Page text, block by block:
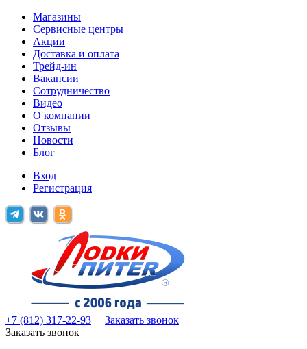
Магазины
Сервисные центры
Акции
Доставка и оплата
Трейд-ин
Вакансии
Сотрудничество
Видео
О компании
Отзывы
Новости
Блог
Вход
Регистрация
+7 (812) 317-22-93
Заказать звонок
Заказать звонок